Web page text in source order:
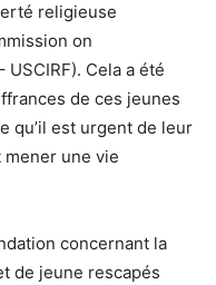
religieuse
on
Cela a été
de ces jeunes
qu’il est urgent de leur
mener une vie
concernant la
de jeune rescapés